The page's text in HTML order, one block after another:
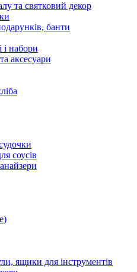
та святковий декор
банти
і набори
аксесуари
соусів
ящики для інструментів